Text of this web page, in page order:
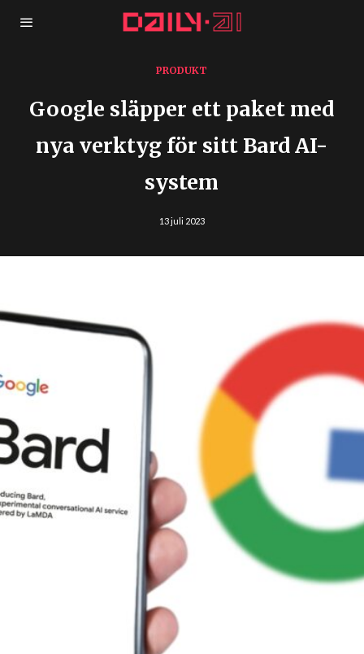
PRODUKT
Google släpper ett paket med
nya verktyg för sitt Bard AI-
system
13 juli 2023